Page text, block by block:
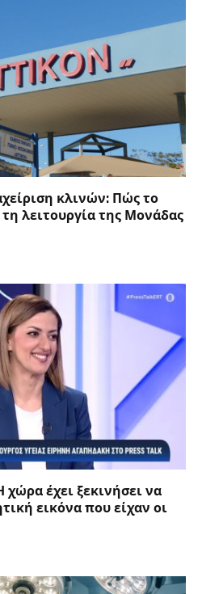
κλινών: Πώς το
λειτουργία της Μονάδας
έχει ξεκινήσει να
εικόνα που είχαν οι